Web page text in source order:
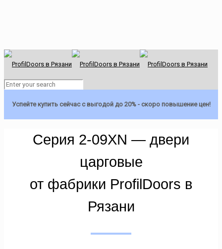
Успейте купить сейчас с выгодой до 20% - скоро повышение цен!
Серия 2-09XN — двери
царговые
от фабрики ProfilDoors в
Рязани